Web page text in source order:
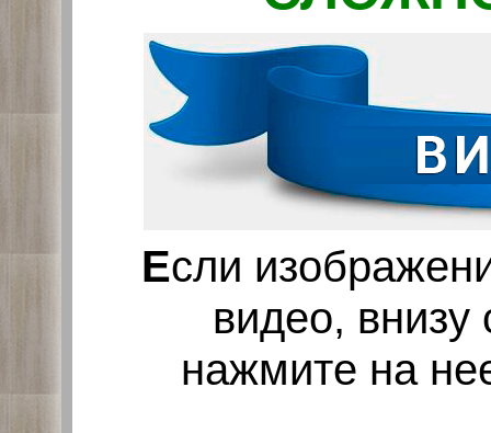
Если
видео,
нажмите на